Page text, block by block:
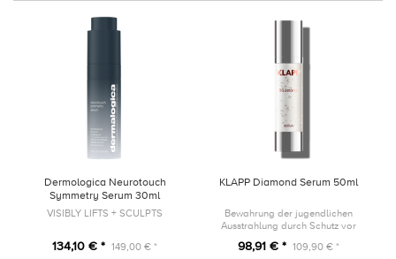
Dermologica Neurotouch
Symmetry Serum 30ml
VISIBLY LIFTS + SCULPTS
134,10 € * 149,00 € *
KLAPP Diamond Serum 50ml
Bewahrung der jugendlichen
Ausstrahlung durch Schutz vor
98,91 € * 109,90 € *